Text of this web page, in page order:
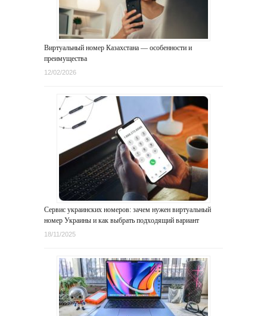
Виртуальный номер Казахстана — особенности и
преимущества
12/02/2026
Сервис украинских номеров: зачем нужен виртуальный
номер Украины и как выбрать подходящий вариант
18/11/2025